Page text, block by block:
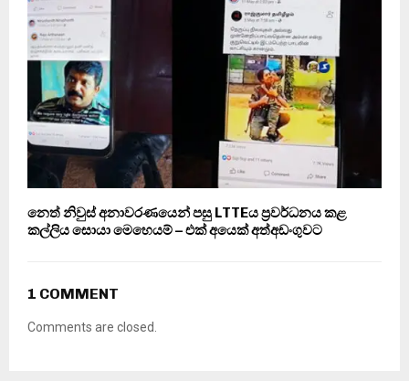
නෙත් නිවුස් අනාවරණයෙන් පසු LTTEය ප්‍රවර්ධනය කළ
කල්ලිය සොයා මෙහෙයම් – එක් අයෙක් අත්අඩංගුවට
1 COMMENT
Comments are closed.